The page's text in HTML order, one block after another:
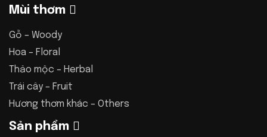
Mùi thơm
Gỗ – Woody
Hoa – Floral
Thảo mộc – Herbal
Trái cây – Fruit
Hương thơm khác – Others
Sản phẩm